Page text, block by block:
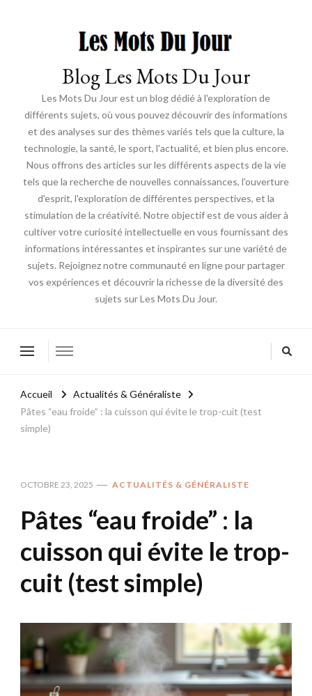
Blog Les Mots Du Jour
Les Mots Du Jour est un blog dédié à l'exploration de
différents sujets, où vous pouvez découvrir des informations
et des analyses sur des thèmes variés tels que la culture, la
technologie, la santé, le sport, l'actualité, et bien plus encore.
Nous offrons des articles sur les différents aspects de la vie
tels que la recherche de nouvelles connaissances, l'ouverture
d'esprit, l'exploration de différentes perspectives, et la
stimulation de la créativité. Notre objectif est de vous aider à
cultiver votre curiosité intellectuelle en vous fournissant des
informations intéressantes et inspirantes sur une variété de
sujets. Rejoignez notre communauté en ligne pour partager
vos expériences et découvrir la richesse de la diversité des
sujets sur Les Mots Du Jour.
Accueil
Actualités & Généraliste
Pâtes “eau froide” : la cuisson qui évite le trop-cuit (test
simple)
OCTOBRE 23, 2025 ACTUALITÉS & GÉNÉRALISTE
Pâtes “eau froide” : la
cuisson qui évite le trop-
cuit (test simple)